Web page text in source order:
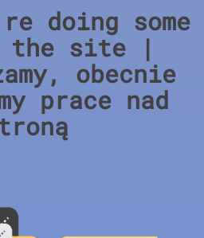
doing some
the site |
obecnie
prace nad